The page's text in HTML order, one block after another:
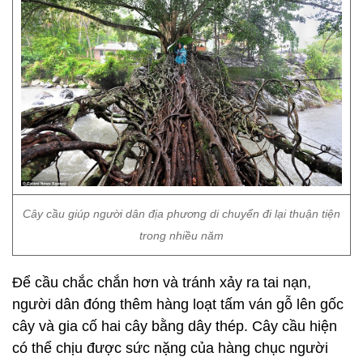
Cây cầu giúp người dân địa phương di chuyển đi lại thuận tiện
trong nhiều năm
Để cầu chắc chắn hơn và tránh xảy ra tai nạn,
người dân đóng thêm hàng loạt tấm ván gỗ lên gốc
cây và gia cố hai cây bằng dây thép. Cây cầu hiện
có thể chịu được sức nặng của hàng chục người